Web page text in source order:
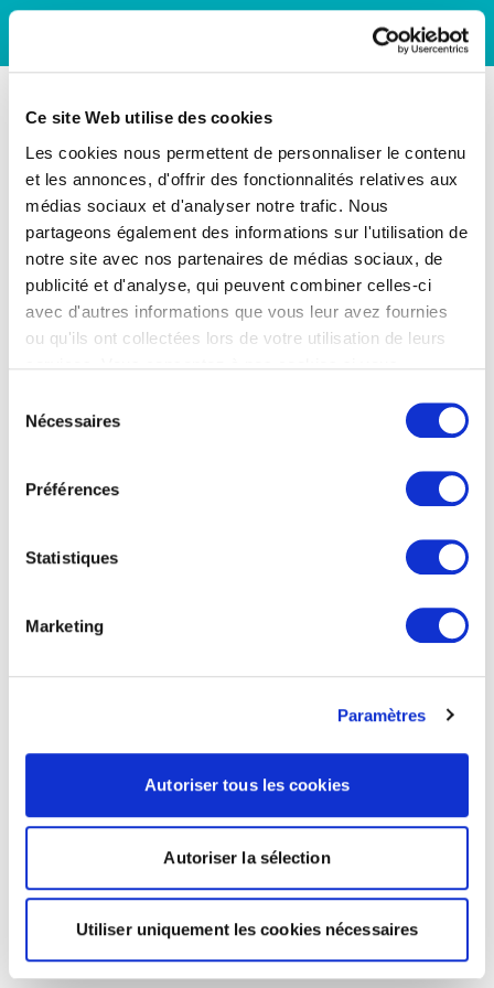
Ce site Web utilise des cookies
Les cookies nous permettent de personnaliser le contenu
et les annonces, d'offrir des fonctionnalités relatives aux
médias sociaux et d'analyser notre trafic. Nous
partageons également des informations sur l'utilisation de
notre site avec nos partenaires de médias sociaux, de
publicité et d'analyse, qui peuvent combiner celles-ci
avec d'autres informations que vous leur avez fournies
ou qu'ils ont collectées lors de votre utilisation de leurs
Nécessaires
Préférences
Statistiques
Marketing
Paramètres
Autoriser tous les cookies
Autoriser la sélection
Utiliser uniquement les cookies nécessaires